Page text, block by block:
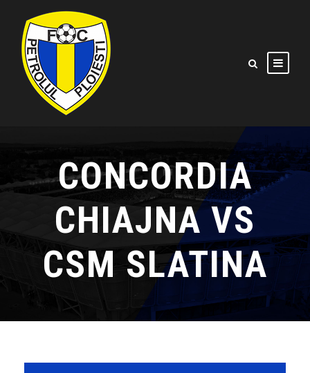
CONCORDIA
CHIAJNA VS
CSM SLATINA